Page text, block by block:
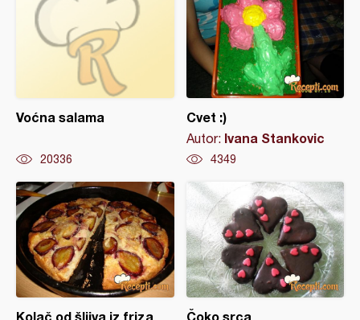
Voćna salama
20336
Cvet :)
Autor: Ivana Stankovic
4349
Kolač od šljiva iz friza Čoko srca